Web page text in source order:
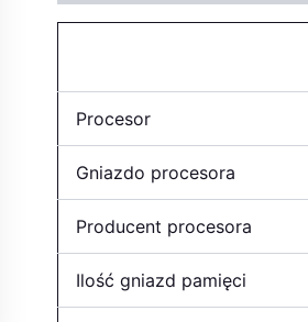
Procesor
Gniazdo procesora
Producent procesora
Ilość gniazd pamięci